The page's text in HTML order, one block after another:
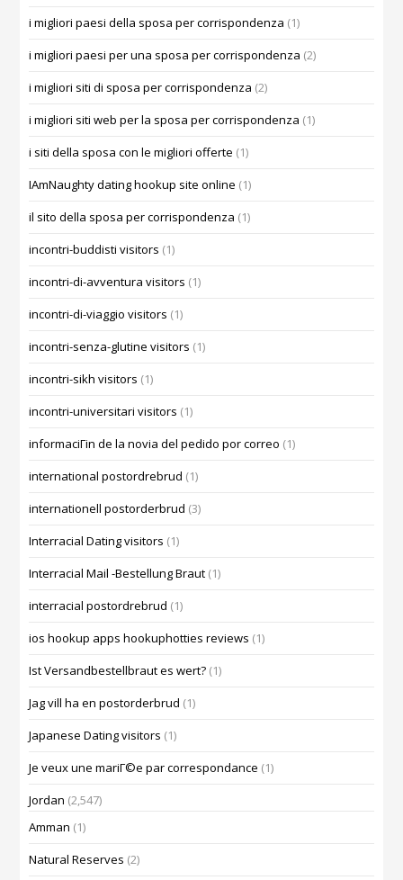
i migliori paesi della sposa per corrispondenza (1)
i migliori paesi per una sposa per corrispondenza (2)
i migliori siti di sposa per corrispondenza (2)
i migliori siti web per la sposa per corrispondenza (1)
i siti della sposa con le migliori offerte (1)
IAmNaughty dating hookup site online (1)
il sito della sposa per corrispondenza (1)
incontri-buddisti visitors (1)
incontri-di-avventura visitors (1)
incontri-di-viaggio visitors (1)
incontri-senza-glutine visitors (1)
incontri-sikh visitors (1)
incontri-universitari visitors (1)
informaciГіn de la novia del pedido por correo (1)
international postordrebrud (1)
internationell postorderbrud (3)
Interracial Dating visitors (1)
Interracial Mail -Bestellung Braut (1)
interracial postordrebrud (1)
ios hookup apps hookuphotties reviews (1)
Ist Versandbestellbraut es wert? (1)
Jag vill ha en postorderbrud (1)
Japanese Dating visitors (1)
Je veux une mariГ©e par correspondance (1)
Jordan (2,547)
Amman (1)
Natural Reserves (2)